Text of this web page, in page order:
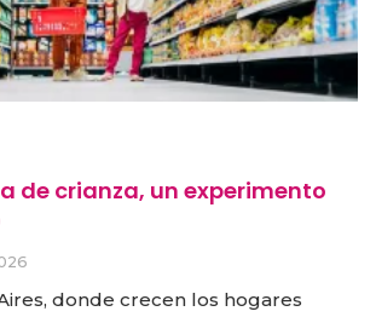
de crianza, un experimento
donde crecen los hogares